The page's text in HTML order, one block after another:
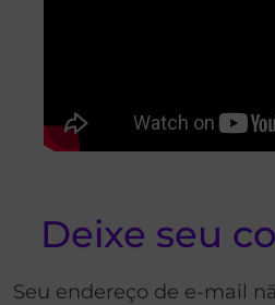
Deixe seu
Seu endereço de e-mail